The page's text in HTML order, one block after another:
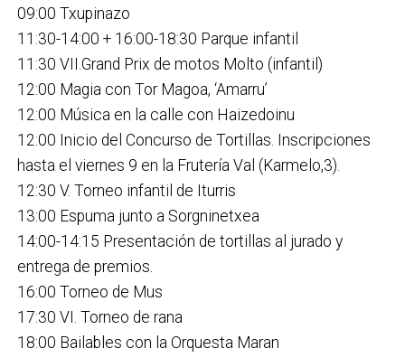
09:00 Txupinazo
11:30-14:00 + 16:00-18:30 Parque infantil
11:30 VII.Grand Prix de motos Molto (infantil)
12:00 Magia con Tor Magoa, ‘Amarru’
12:00 Música en la calle con Haizedoinu
12:00 Inicio del Concurso de Tortillas. Inscripciones
hasta el viernes 9 en la Frutería Val (Karmelo,3).
12:30 V. Torneo infantil de Iturris
13:00 Espuma junto a Sorgninetxea
14:00-14:15 Presentación de tortillas al jurado y
entrega de premios.
16:00 Torneo de Mus
17:30 VI. Torneo de rana
18:00 Bailables con la Orquesta Maran